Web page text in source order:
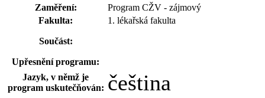
Zaměření:
Program CŽV - zájmový
Fakulta:
1. lékařská fakulta
Součást:
Upřesnění programu:
Jazyk, v němž je
program uskutečňován: čeština